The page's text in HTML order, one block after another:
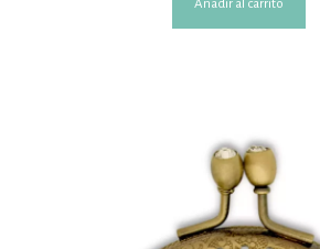
Añadir al carrito